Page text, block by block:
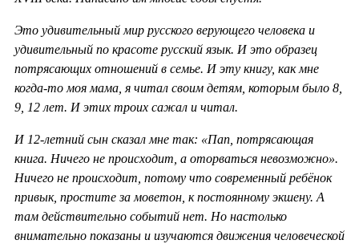
Это удивительный мир русского верующего человека и
удивительный по красоте русский язык. И это образец
потрясающих отношений в семье. И эту книгу, как мне
когда-то моя мама, я читал своим детям, которым было 8,
9, 12 лет. И этих троих сажал и читал.
И 12-летний сын сказал мне так: «Пап, потрясающая
книга. Ничего не происходит, а оторваться невозможно».
Ничего не происходит, потому что современный ребёнок
привык, простите за моветон, к постоянному экшену. А
там действительно событий нет. Но настолько
внимательно показаны и изучаются движения человеческой